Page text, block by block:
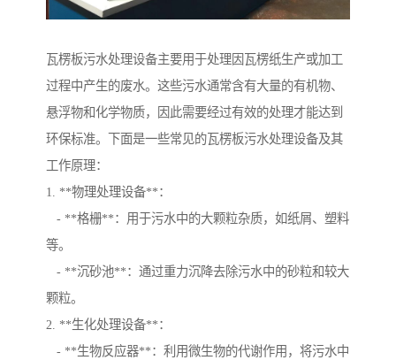
瓦楞板污水处理设备主要用于处理因瓦楞纸生产或加工
过程中产生的废水。这些污水通常含有大量的有机物、
悬浮物和化学物质，因此需要经过有效的处理才能达到
环保标准。下面是一些常见的瓦楞板污水处理设备及其
工作原理：
1. **物理处理设备**：
- **格栅**：用于污水中的大颗粒杂质，如纸屑、塑料
等。
- **沉砂池**：通过重力沉降去除污水中的砂粒和较大
颗粒。
2. **生化处理设备**：
- **生物反应器**：利用微生物的代谢作用，将污水中